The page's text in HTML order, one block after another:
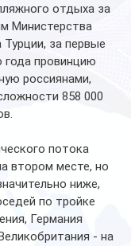
отдыха за
Министерства
за первые
года провинцию
россиянами,
858 000
потока
втором месте, но
ниже,
по тройке
Германия
- на